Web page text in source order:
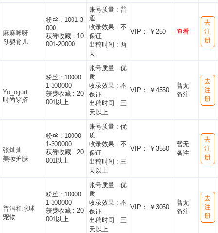
麻麻咪呀
母婴育儿
粉丝 : 1001-3
000
获赞收藏 : 10
001-20000
账号质量 : 普
通
收录效果 : 不
保证
出稿时间 : 两
天
VIP： ￥250 查看
去
注
册
Yo_ogurt
时尚穿搭
粉丝 : 10000
1-300000
获赞收藏 : 20
001以上
账号质量 : 优
质
收录效果 : 不
保证
出稿时间 : 三
天以上
VIP： ￥4550
暂无
备注
去
注
册
张灿灿
美妆护肤
粉丝 : 10000
1-300000
获赞收藏 : 20
001以上
账号质量 : 优
质
收录效果 : 不
保证
出稿时间 : 三
天以上
VIP： ￥3550
暂无
备注
去
注
册
普洱和球球
宠物
粉丝 : 10000
1-300000
获赞收藏 : 20
001以上
账号质量 : 优
质
收录效果 : 不
保证
出稿时间 : 三
天以上
VIP： ￥3050
暂无
备注
去
注
册